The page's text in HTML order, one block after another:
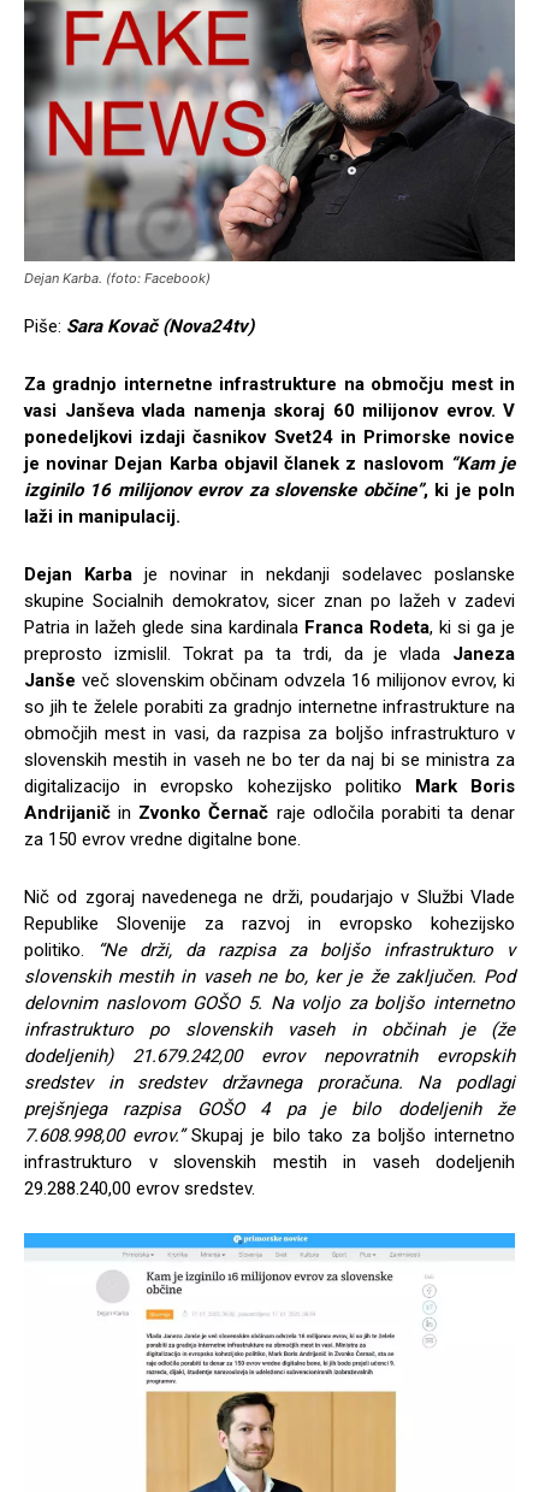
Dejan Karba. (foto: Facebook)
Piše: Sara Kovač (Nova24tv)
Za gradnjo internetne infrastrukture na območju mest in
vasi Janševa vlada namenja skoraj 60 milijonov evrov. V
ponedeljkovi izdaji časnikov Svet24 in Primorske novice
je novinar Dejan Karba objavil članek z naslovom “Kam je
izginilo 16 milijonov evrov za slovenske občine”, ki je poln
laži in manipulacij.
Dejan Karba je novinar in nekdanji sodelavec poslanske
skupine Socialnih demokratov, sicer znan po lažeh v zadevi
Patria in lažeh glede sina kardinala Franca Rodeta, ki si ga je
preprosto izmislil. Tokrat pa ta trdi, da je vlada Janeza
Janše več slovenskim občinam odvzela 16 milijonov evrov, ki
so jih te želele porabiti za gradnjo internetne infrastrukture na
območjih mest in vasi, da razpisa za boljšo infrastrukturo v
slovenskih mestih in vaseh ne bo ter da naj bi se ministra za
digitalizacijo in evropsko kohezijsko politiko
Mark Boris
Andrijanič in Zvonko Černač raje odločila porabiti ta denar
za 150 evrov vredne digitalne bone.
Nič od zgoraj navedenega ne drži, poudarjajo v Službi Vlade
Republike Slovenije za razvoj in evropsko kohezijsko
politiko. “Ne drži, da razpisa za boljšo infrastrukturo v
slovenskih mestih in vaseh ne bo, ker je že zaključen. Pod
delovnim naslovom GOŠO 5. Na voljo za boljšo internetno
infrastrukturo po slovenskih vaseh in občinah je (že
dodeljenih) 21.679.242,00 evrov nepovratnih evropskih
sredstev in sredstev državnega proračuna. Na podlagi
prejšnjega razpisa GOŠO 4 pa je bilo dodeljenih že
7.608.998,00 evrov.”Skupaj je bilo tako za boljšo internetno
infrastrukturo v slovenskih mestih in vaseh dodeljenih
29.288.240,00 evrov sredstev.